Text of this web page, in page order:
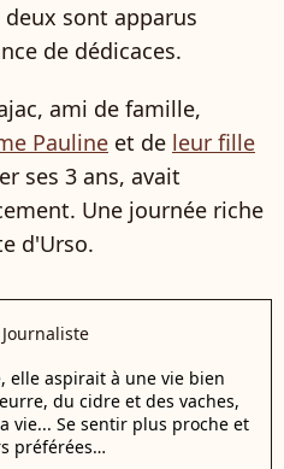
sont apparus
de dédicaces.
ami de famille,
Pauline et de leur fille
ses 3 ans, avait
Une journée riche
d'Urso.
Journaliste
elle aspirait à une vie bien
du cidre et des vaches,
vie... Se sentir plus proche et
préférées…